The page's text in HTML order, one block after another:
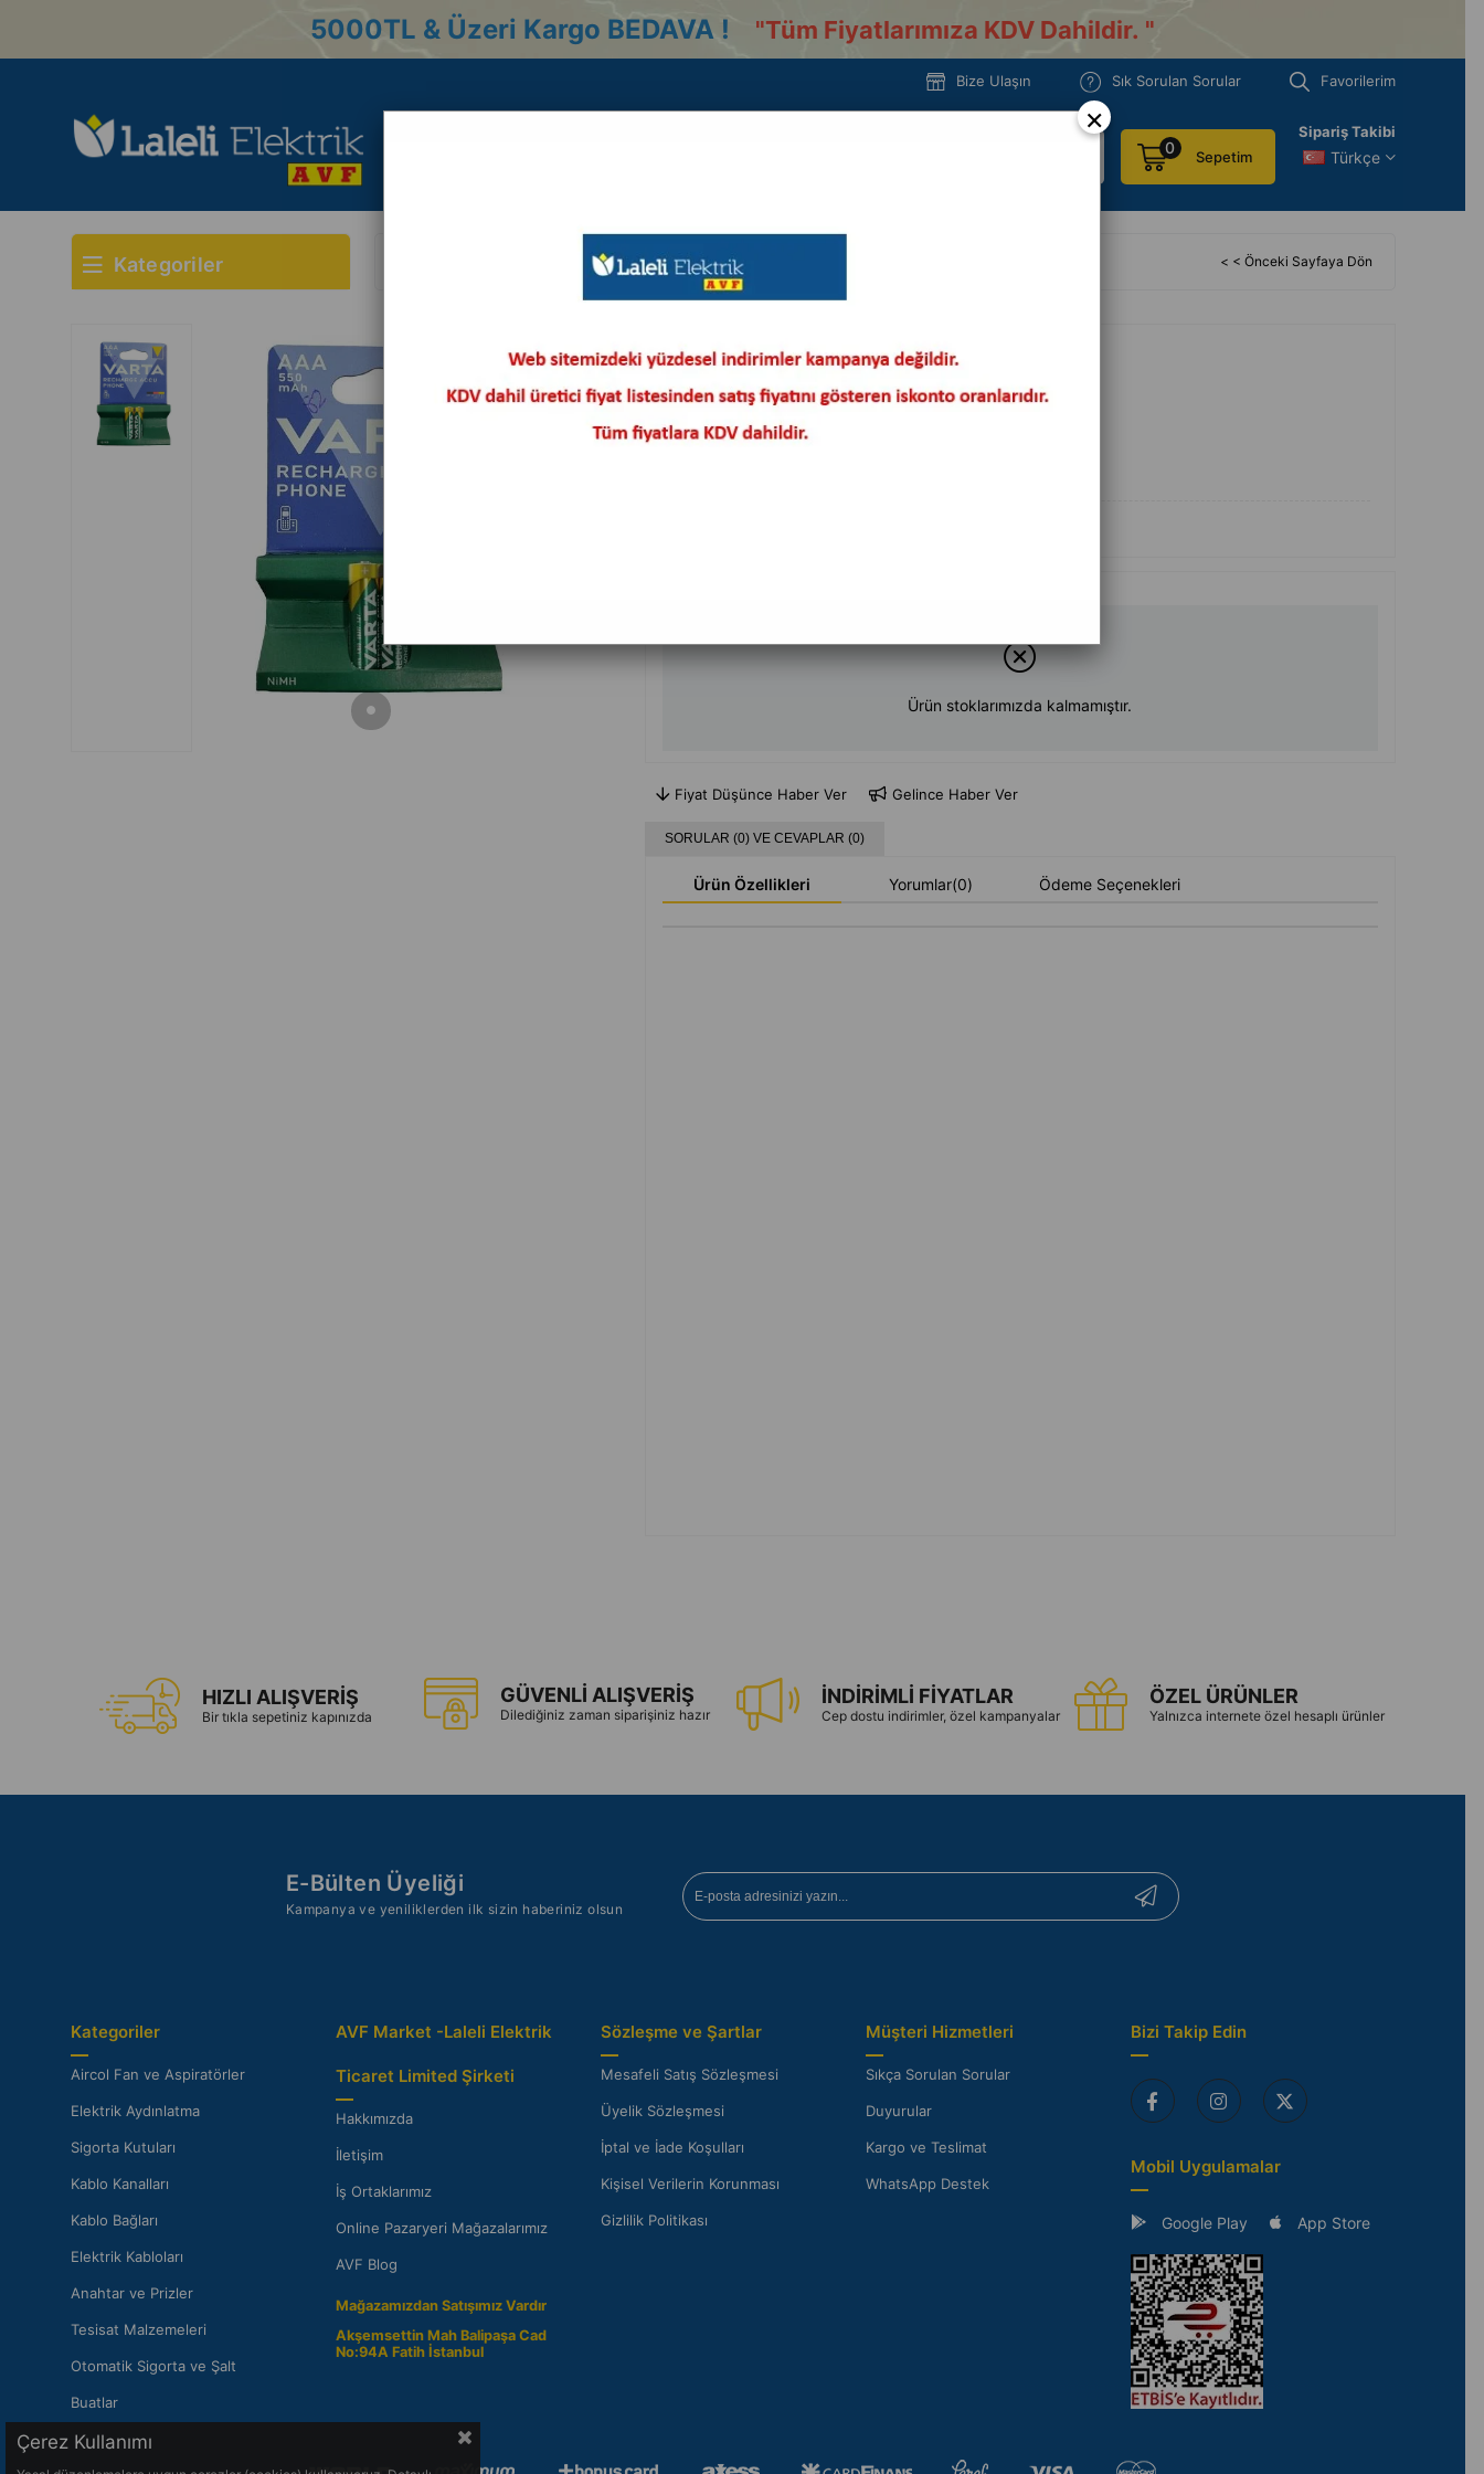
5000TL & Üzeri Kargo BEDAVA ! "Tüm Fiyatlarımıza KDV Dahildir. "
Sipariş Takibi
Bize Ulaşın Sık Sorulan Sorular Favorilerim
Türkçe
Sepetim
0
Kategoriler Varta Şarjlı İnce Pil 550 mAh AAA < < Önceki Sayfaya Dön
VARTA
Varta Şarjlı İnce Pil 550 mAh AAA
Ürün stoklarımızda kalmamıştır.
Fiyat Düşünce Haber Ver Gelince Haber Ver
SORULAR (0) VE CEVAPLAR (0)
Ürün Özellikleri Yorumlar(0) Ödeme Seçenekleri
HIZLI ALIŞVERİŞ
Bir tıkla sepetiniz kapınızda
GÜVENLİ ALIŞVERİŞ
Dilediğiniz zaman siparişiniz hazır
İNDİRİMLİ FİYATLAR
Cep dostu indirimler, özel kampanyalar
ÖZEL ÜRÜNLER
Yalnızca internete özel hesaplı ürünler
E-Bülten Üyeliği
Kampanya ve yeniliklerden ilk sizin haberiniz olsun
Kategoriler
Aircol Fan ve Aspiratörler
Elektrik Aydınlatma
Sigorta Kutuları
Kablo Kanalları
Kablo Bağları
Elektrik Kabloları
Anahtar ve Prizler
Tesisat Malzemeleri
Otomatik Sigorta ve Şalt
Buatlar
AVF Market -Laleli Elektrik
Ticaret Limited Şirketi
Hakkımızda
İletişim
İş Ortaklarımız
Online Pazaryeri Mağazalarımız
AVF Blog
Mağazamızdan Satışımız Vardır
Akşemsettin Mah Balipaşa Cad
No:94A Fatih İstanbul
Sözleşme ve Şartlar
Mesafeli Satış Sözleşmesi
Üyelik Sözleşmesi
İptal ve İade Koşulları
Kişisel Verilerin Korunması
Gizlilik Politikası
Müşteri Hizmetleri
Sıkça Sorulan Sorular
Duyurular
Kargo ve Teslimat
WhatsApp Destek
Bizi Takip Edin
Mobil Uygulamalar
Google Play App Store
Çerez Kullanımı
×